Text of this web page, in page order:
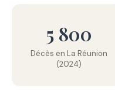
5 800
Décès en La Réunion
(2024)